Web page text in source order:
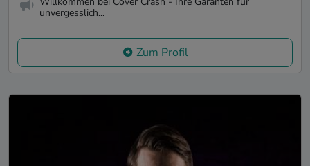
unvergesslich...
Zum Profil